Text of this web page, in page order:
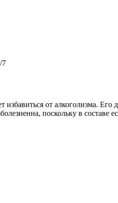
7
от алкоголизма.
поскольку в